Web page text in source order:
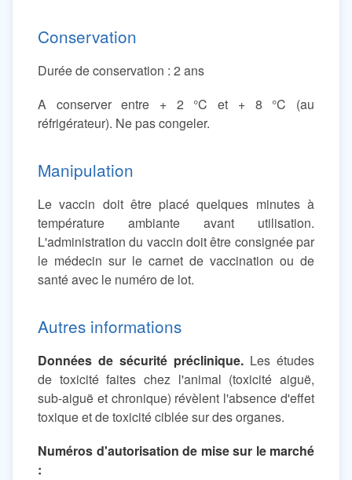
Conservation
Durée de conservation : 2 ans
A conserver entre + 2 °C et + 8 °C (au
réfrigérateur). Ne pas congeler.
Manipulation
Le vaccin doit être placé quelques minutes à
température ambiante avant utilisation.
L'administration du vaccin doit être consignée par
le médecin sur le carnet de vaccination ou de
santé avec le numéro de lot.
Autres informations
Données de sécurité préclinique. Les études
de toxicité faites chez l'animal (toxicité aiguë,
sub-aiguë et chronique) révèlent l'absence d'effet
toxique et de toxicité ciblée sur des organes.
Numéros d'autorisation de mise sur le marché
: